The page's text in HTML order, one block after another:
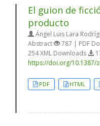
El guion de
producto
Ángel Luis Lara
Abstract
787 | PDF
254 XML Downloads
https://doi.org/10.1387/
PDF HTML